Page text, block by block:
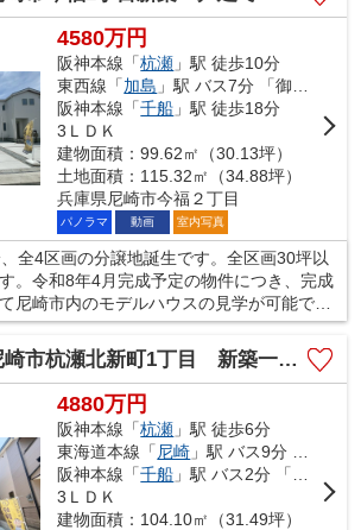
お手伝いを致します。ぜひご利用ください
4580万円
阪神本線「杭瀬 」駅 徒歩10分
東西線「加島 」駅 バス7分 「御幣島住宅前」 停歩31分
阪神本線「千船 」駅 徒歩18分
3ＬＤＫ
建物面積：99.62㎡（30.13坪）
土地面積：115.32㎡（34.88坪）
兵庫県尼崎市今福２丁目
パノラマ 動画 室内写真
全4区画の分譲地誕生です。全区画30坪以
。令和8年4月完成予定の物件につき、完成
尼崎市内のモデルハウスの見学が可能で
ください。
崎市杭瀬北新町1丁目 新築一戸建て
4880万円
阪神本線「杭瀬 」駅 徒歩6分
東海道本線「 尼崎 」駅 バス9分 「杭瀬団地」 停歩4分
阪神本線「千船 」駅 バス2分 「佃（大阪市）」 停歩13分
3ＬＤＫ
建物面積：104.10㎡（31.49坪）